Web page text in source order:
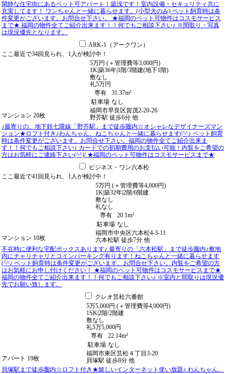
閑静な住宅街にあるペット可アパート！築浅です！室内設備・セキュリティ共に
充実してます！ ワンちゃんと一緒に暮らせます。(小型犬のみ) ペット飼育時は条
件変更がございます。お問合せ下さい。 ★福岡のペット可物件はコスモサービス
まで★ 福岡の物件全てご紹介出来ます！！何でもご相談下さい♪ ※間取り・写真
は現況優先となります。
ARK-1（アークワン）
ここ最近で34回 見られ、 1人が検討中！
マンション 20枚
5万円 (＋管理費等3,000円)
1K築36年 1階/3階建(地下1階)
敷なし
礼5万円
専有
31.37m²
駐車場 なし
福岡市早良区賀茂2-20-26
野芥駅 徒歩6分 他
♪最寄りの、地下鉄七隈線「野芥駅」まで徒歩圏内☆オシャレなデザイナーズマン
ション★ロフト付き♪わんちゃん、ねこちゃんと一緒に暮らせます(^^♪ ペット飼育
時は条件変更がございます。お問合せ下さい。福岡の物件全てご紹介出来ま
す！！何でもご相談下さい♪ カードでの初期費用のお支払い可能！内覧をご希望の
方はお気軽にご連絡下さい(^^)/ ★福岡のペット可物件はコスモサービスまで★
ビジネス・ワン六本松
ここ最近で41回 見られ、 1人が検討中！
マンション 10枚
5万円 (＋管理費等4,000円)
1K築32年2階/6階建
敷なし
礼なし
専有
20.1m²
駐車場 なし
福岡市中央区六本松4-3-11
六本松駅 徒歩7分 他
不在時に便利な宅配ボックスあります♪ 最寄りの「六本松駅」まで徒歩圏内♪敷地
内にチャリチャリとコインパーキング有ります！ねこちゃんと一緒に暮らせます
(^^♪ ペット飼育時は条件変更がございます。お問合せ下さい。内覧をご希望の方
はお気軽にお申し付けください！ ★福岡のペット可物件はコスモサービスまで★
福岡の物件全てご紹介出来ます！！何でもご相談下さい♪ ※室内と間取りは現況優
先でお願い致します。
クレオ筥松六番館
アパート 19枚
5万5,000円 (＋管理費等4,000円)
1SK2階/2階建
敷なし
礼5万5,000円
専有
22.14m²
駐車場 なし
福岡市東区筥松４丁目3-20
貝塚駅 徒歩8分 他
貝塚駅まで徒歩圏内☆ロフト付き★嬉しいインターネット使い放題♪ わんちゃん、